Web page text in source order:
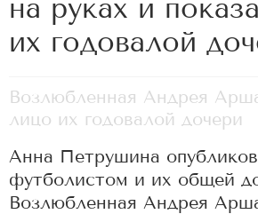
на руках и
их годовалой
Возлюбленная Андрея
лицо их годовалой дочери
Анна Петрушина
футболистом и их общей
Возлюбленная Андрея